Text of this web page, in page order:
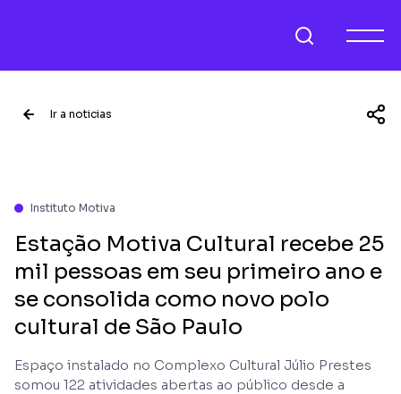
Ir a noticias
Instituto Motiva
Estação Motiva Cultural recebe 25
mil pessoas em seu primeiro ano e
se consolida como novo polo
cultural de São Paulo
Espaço instalado no Complexo Cultural Júlio Prestes
somou 122 atividades abertas ao público desde a